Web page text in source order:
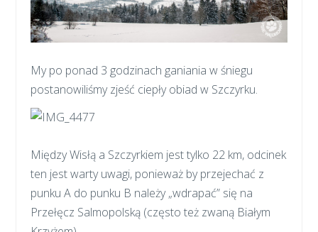
My po ponad 3 godzinach ganiania w śniegu
postanowiliśmy zjeść ciepły obiad w Szczyrku.
Między Wisłą a Szczyrkiem jest tylko 22 km, odcinek
ten jest warty uwagi, ponieważ by przejechać z
punku A do punku B należy „wdrapać” się na
Przełęcz Salmopolską (często też zwaną Białym